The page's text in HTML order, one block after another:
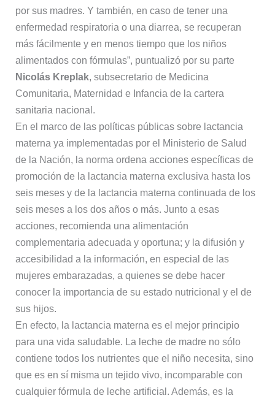
por sus madres. Y también, en caso de tener una
enfermedad respiratoria o una diarrea, se recuperan
más fácilmente y en menos tiempo que los niños
alimentados con fórmulas”, puntualizó por su parte
Nicolás Kreplak, subsecretario de Medicina
Comunitaria, Maternidad e Infancia de la cartera
sanitaria nacional.
En el marco de las políticas públicas sobre lactancia
materna ya implementadas por el Ministerio de Salud
de la Nación, la norma ordena acciones específicas de
promoción de la lactancia materna exclusiva hasta los
seis meses y de la lactancia materna continuada de los
seis meses a los dos años o más. Junto a esas
acciones, recomienda una alimentación
complementaria adecuada y oportuna; y la difusión y
accesibilidad a la información, en especial de las
mujeres embarazadas, a quienes se debe hacer
conocer la importancia de su estado nutricional y el de
sus hijos.
En efecto, la lactancia materna es el mejor principio
para una vida saludable. La leche de madre no sólo
contiene todos los nutrientes que el niño necesita, sino
que es en sí misma un tejido vivo, incomparable con
cualquier fórmula de leche artificial. Además, es la